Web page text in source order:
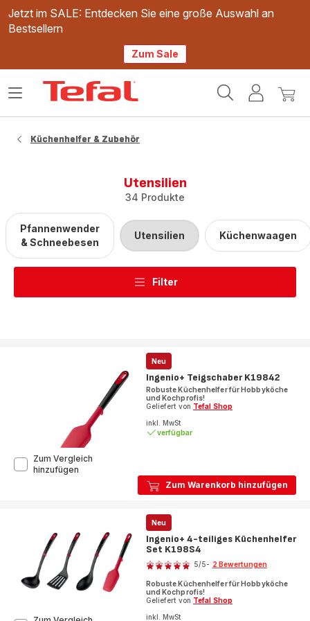
Jetzt im SALE: Entdecken Sie eine große Auswahl an
Bestsellern
Zum Sale
Mein
Mein
Das
Küchenhelfer & Zubehör
Utensilien
34 Produkte
Pfannenwender
& Schneebesen
Utensilien Küchenwaagen
Filter
Zum Warenkorb hinzufügen
Neu
Ingenio+ Teigschaber K19842
Robuste Küchenhelfer für Hobbyköche
und Kochprofis!
Geliefert von Tefal Shop
inkl. MwSt
verfügbar
Zum Vergleich
hinzufügen
Neu
Ingenio+ 4-teiliges Küchenhelfer
Set K198S4
Bewertung
mit
5
Sternen
5/5- 2 Bewertungen
Robuste Küchenhelfer für Hobbyköche
und Kochprofis!
Geliefert von Tefal Shop
inkl. MwSt